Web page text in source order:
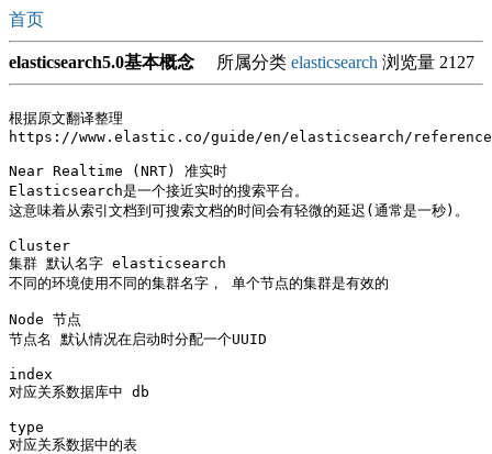
首页
elasticsearch5.0基本概念 所属分类 elasticsearch 浏览量 2127
根据原文翻译整理
https://www.elastic.co/guide/en/elasticsearch/
Near Realtime (NRT) 准实时
Elasticsearch是一个接近实时的搜索平台。
这意味着从索引文档到可搜索文档的时间会有轻微的延迟(通常是一秒)。
Cluster
集群 默认名字 elasticsearch
不同的环境使用不同的集群名字， 单个节点的集群是有效的
Node 节点
节点名 默认情况在启动时分配一个UUID
index
对应关系数据库中 db
type
对应关系数据中的表